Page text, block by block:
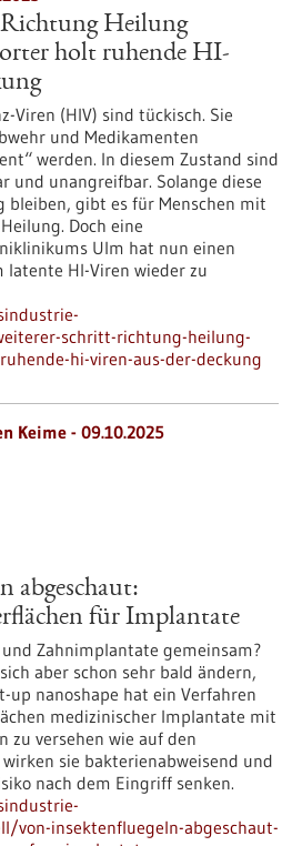
Heilung
holt ruhende HI-
Viren (HIV) sind tückisch. Sie
und Medikamenten
werden. In diesem Zustand sind
und unangreifbar. Solange diese
bleiben, gibt es für Menschen mit
Doch eine
Ulm hat nun einen
latente HI-Viren wieder zu
schritt-richtung-heilung-
hi-viren-aus-der-deckung
Keime - 09.10.2025
abgeschaut:
für Implantate
Zahnimplantate gemeinsam?
aber schon sehr bald ändern,
up nanoshape hat ein Verfahren
medizinischer Implantate mit
zu versehen wie auf den
sie bakterienabweisend und
nach dem Eingriff senken.
von-insektenfluegeln-abgeschaut-